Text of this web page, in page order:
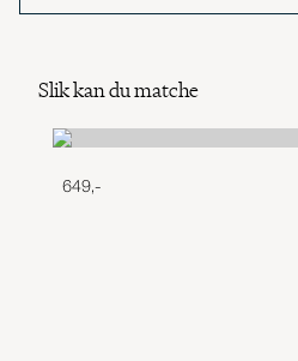
Slik kan du matche
649,-